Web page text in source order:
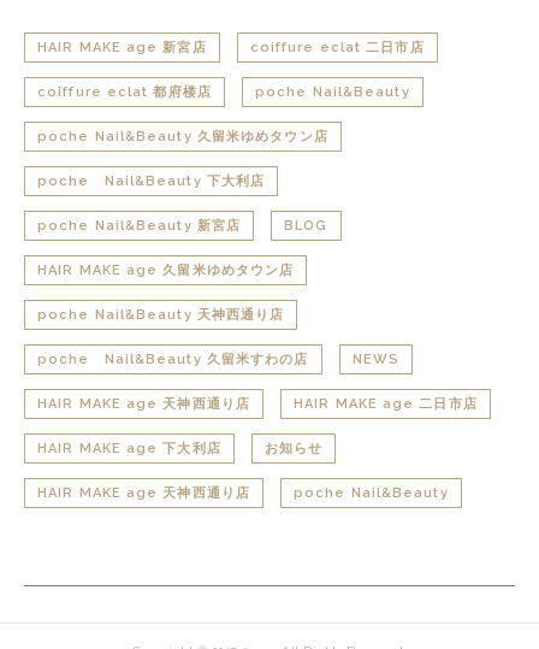
HAIR MAKE age 新宮店 coiffure eclat 二日市店
coiffure eclat 都府楼店 poche Nail&Beauty
poche Nail&Beauty 久留米ゆめタウン店
poche Nail&Beauty 下大利店
poche Nail&Beauty 新宮店 BLOG
HAIR MAKE age 久留米ゆめタウン店
poche Nail&Beauty 天神西通り店
poche Nail&Beauty 久留米すわの店 NEWS
HAIR MAKE age 天神西通り店 HAIR MAKE age 二日市店
HAIR MAKE age 下大利店 お知らせ
HAIR MAKE age 天神西通り店 poche Nail&Beauty